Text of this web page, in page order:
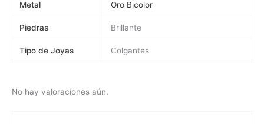
Metal Oro Bicolor
Piedras Brillante
Tipo de Joyas Colgantes
No hay valoraciones aún.